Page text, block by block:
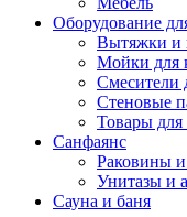
Оборудование
Вытяжки и
Мойки для
Смесители
Стеновые
Товары для
Санфаянс
Раковины и
Унитазы и
Сауна и баня